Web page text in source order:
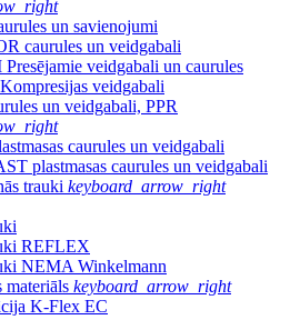
un savienojumi
caurules un veidgabali
veidgabali un caurules
veidgabali
un veidgabali, PPR
caurules un veidgabali
plastmasas caurules un veidgabali
trauki keyboard_arrow_right
REFLEX
NEMA Winkelmann
materiāls keyboard_arrow_right
K-Flex EC